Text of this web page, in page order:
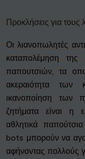
Προκλήσεις για τους
Οι λιανοπωλητές
καταπολέμηση
παπουτσιών, τα
ακεραιότητα των
ικανοποίηση των
ζητήματα είναι η
αθλητικά
bots μπορούν να
αφήνοντας πολλούς